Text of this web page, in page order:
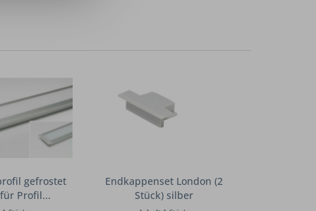
gefrostet
Profil...
Endkappenset London (2
Stück) silber